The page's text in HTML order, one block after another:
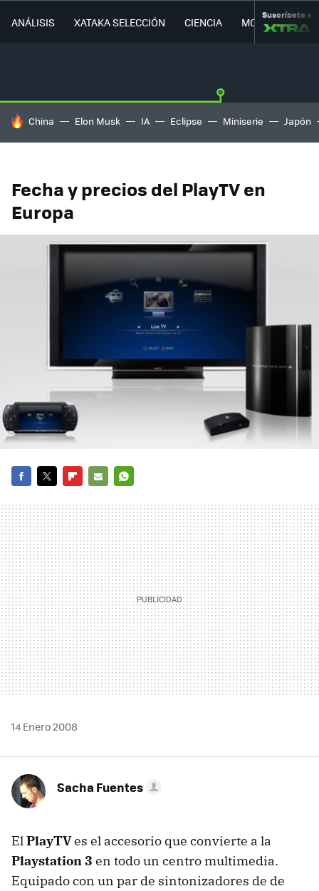
ANÁLISIS XATAKA SELECCIÓN CIENCIA MOVILIDAD
Suscríbete a
HOY SE HABLA DE
China Elon Musk IA Eclipse Miniserie Japón
Fecha y precios del PlayTV en
Europa
MAIL
14 Enero 2008
Sacha Fuentes
ElPlayTVes el accesorio que convierte a la
Playstation 3 en todo un centro multimedia.
Equipado con un par de sintonizadores de de